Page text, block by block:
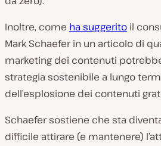
Inoltre, come ha suggerito il
Mark Schaefer in un articolo di
marketing dei contenuti
strategia sostenibile a lungo
dell’esplosione dei contenuti
Schaefer sostiene che sta
difficile attirare (e mantenere)